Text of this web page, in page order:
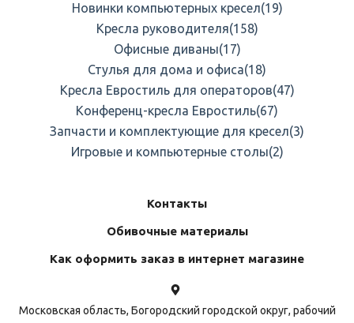
Новинки компьютерных кресел(19)
Кресла руководителя(158)
Офисные диваны(17)
Стулья для дома и офиса(18)
Кресла Евростиль для операторов(47)
Конференц-кресла Евростиль(67)
Запчасти и комплектующие для кресел(3)
Игровые и компьютерные столы(2)
Контакты
Обивочные материалы
Как оформить заказ в интернет магазине
Московская область, Богородский городской округ, рабочий